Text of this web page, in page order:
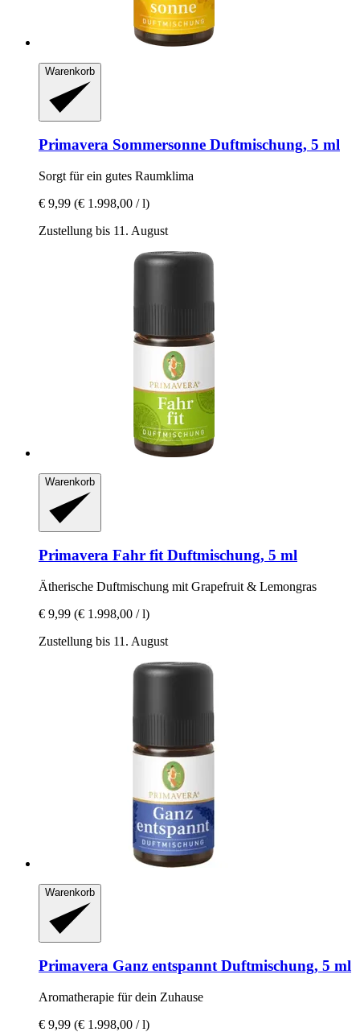
Warenkorb
Primavera Sommersonne Duftmischung, 5 ml
Sorgt für ein gutes Raumklima
€ 9,99 (€ 1.998,00 / l)
Zustellung bis 11. August
Warenkorb
Primavera Fahr fit Duftmischung, 5 ml
Ätherische Duftmischung mit Grapefruit & Lemongras
€ 9,99 (€ 1.998,00 / l)
Zustellung bis 11. August
Warenkorb
Primavera Ganz entspannt Duftmischung, 5 ml
Aromatherapie für dein Zuhause
€ 9,99 (€ 1.998,00 / l)